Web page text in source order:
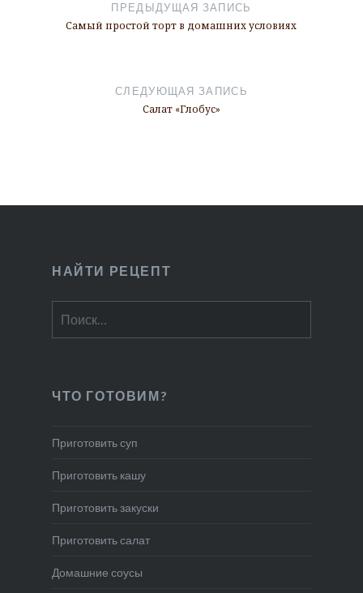
записям
ПРЕДЫДУЩАЯ ЗАПИСЬ
Самый простой торт в домашних условиях
СЛЕДУЮЩАЯ ЗАПИСЬ
Салат «Глобус»
НАЙТИ РЕЦЕПТ
ЧТО ГОТОВИМ?
Приготовить суп
Приготовить кашу
Приготовить закуски
Приготовить салат
Домашние соусы